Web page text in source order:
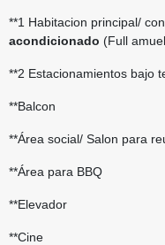
**1 Habitacion principal/
acondicionado (Full
**2 Estacionamientos bajo
**Balcon
**Área social/ Salon para
**Área para BBQ
**Elevador
**Cine